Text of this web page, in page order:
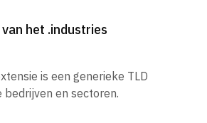
het .industries
is een generieke TLD
bedrijven en sectoren.